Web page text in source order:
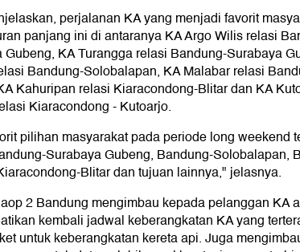
perjalanan KA yang menjadi favorit
panjang ini di antaranya KA Argo Wilis relasi
Gubeng, KA Turangga relasi Bandung-Surabaya
Bandung-Solobalapan, KA Malabar relasi
Kahuripan relasi Kiaracondong-Blitar dan KA
Kiaracondong - Kutoarjo.
pilihan masyarakat pada periode long weekend
Surabaya Gubeng, Bandung-Solobalapan,
Blitar dan tujuan lainnya," jelasnya.
2 Bandung mengimbau kepada pelanggan KA
kembali jadwal keberangkatan KA yang
untuk keberangkatan kereta api. Juga